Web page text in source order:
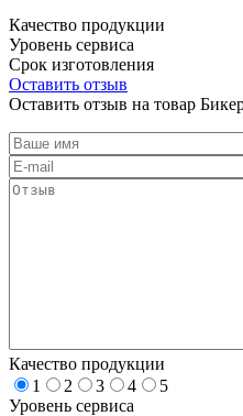
Качество продукции
Уровень сервиса
Срок изготовления
Оставить отзыв
Оставить отзыв на товар
Качество продукции
1
2 3 4
5
Уровень сервиса